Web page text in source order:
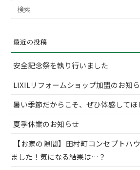
索
象:
最近の投稿
安全記念祭を執り行いました
LIXILリフォームショップ加盟のお知
暑い季節だからこそ、ぜひ体感して
夏季休業のお知らせ
【お家の隙間】田村町コンセプトハ
ました！気になる結果は…？